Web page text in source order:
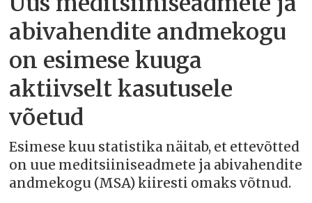
abivahendite andmekogu
on esimese kuuga
aktiivselt kasutusele
võetud
Esimese kuu statistika näitab, et ettevõtted
on uue meditsiiniseadmete ja abivahendite
andmekogu (MSA) kiiresti omaks võtnud.